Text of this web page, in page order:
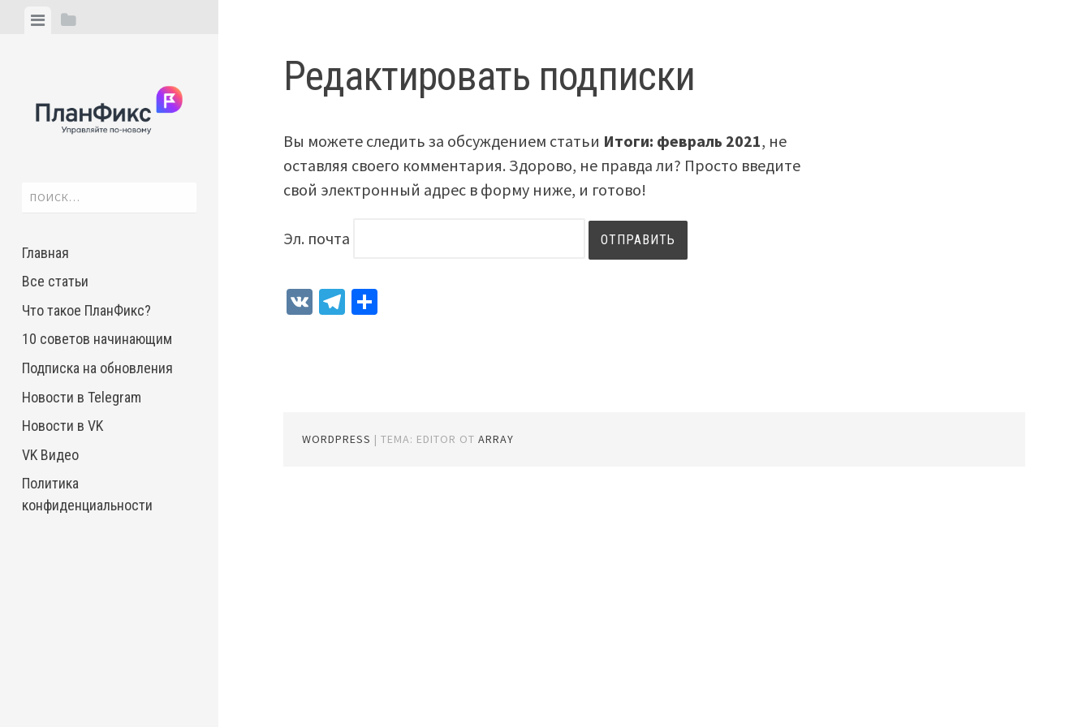
ViewView
Найти:
Главная
Все статьи
Что такое ПланФикс?
10 советов начинающим
Подписка на обновления
Новости в Telegram
Новости в VK
VK Видео
Политика
конфиденциальности
Редактировать подписки
Вы можете следить за обсуждением статьи Итоги: февраль 2021, не
оставляя своего комментария. Здорово, не правда ли? Просто введите
свой электронный адрес в форму ниже, и готово!
Эл. почта
VK Telegram
WORDPRESS |ТЕМА: EDITOR ОТARRAY